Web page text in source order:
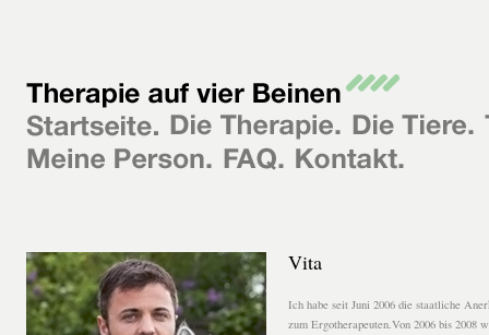
Vita
Ich habe seit Juni 2006 die staatliche
zum Ergotherapeuten.Von 2006 bis 2008